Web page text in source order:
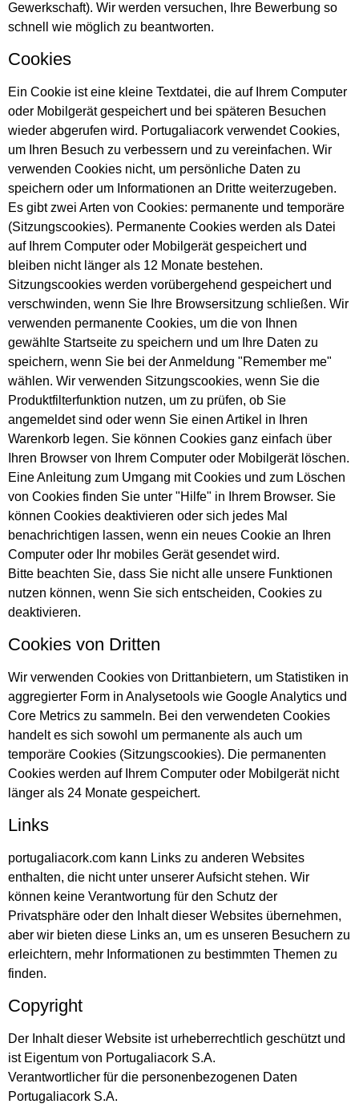
Gewerkschaft). Wir werden versuchen, Ihre Bewerbung so
schnell wie möglich zu beantworten.
Cookies
Ein Cookie ist eine kleine Textdatei, die auf Ihrem Computer
oder Mobilgerät gespeichert und bei späteren Besuchen
wieder abgerufen wird. Portugaliacork verwendet Cookies,
um Ihren Besuch zu verbessern und zu vereinfachen. Wir
verwenden Cookies nicht, um persönliche Daten zu
speichern oder um Informationen an Dritte weiterzugeben.
Es gibt zwei Arten von Cookies: permanente und temporäre
(Sitzungscookies). Permanente Cookies werden als Datei
auf Ihrem Computer oder Mobilgerät gespeichert und
bleiben nicht länger als 12 Monate bestehen.
Sitzungscookies werden vorübergehend gespeichert und
verschwinden, wenn Sie Ihre Browsersitzung schließen. Wir
verwenden permanente Cookies, um die von Ihnen
gewählte Startseite zu speichern und um Ihre Daten zu
speichern, wenn Sie bei der Anmeldung "Remember me"
wählen. Wir verwenden Sitzungscookies, wenn Sie die
Produktfilterfunktion nutzen, um zu prüfen, ob Sie
angemeldet sind oder wenn Sie einen Artikel in Ihren
Warenkorb legen. Sie können Cookies ganz einfach über
Ihren Browser von Ihrem Computer oder Mobilgerät löschen.
Eine Anleitung zum Umgang mit Cookies und zum Löschen
von Cookies finden Sie unter "Hilfe" in Ihrem Browser. Sie
können Cookies deaktivieren oder sich jedes Mal
benachrichtigen lassen, wenn ein neues Cookie an Ihren
Computer oder Ihr mobiles Gerät gesendet wird.
Bitte beachten Sie, dass Sie nicht alle unsere Funktionen
nutzen können, wenn Sie sich entscheiden, Cookies zu
deaktivieren.
Cookies von Dritten
Wir verwenden Cookies von Drittanbietern, um Statistiken in
aggregierter Form in Analysetools wie Google Analytics und
Core Metrics zu sammeln. Bei den verwendeten Cookies
handelt es sich sowohl um permanente als auch um
temporäre Cookies (Sitzungscookies). Die permanenten
Cookies werden auf Ihrem Computer oder Mobilgerät nicht
länger als 24 Monate gespeichert.
Links
portugaliacork.com kann Links zu anderen Websites
enthalten, die nicht unter unserer Aufsicht stehen. Wir
können keine Verantwortung für den Schutz der
Privatsphäre oder den Inhalt dieser Websites übernehmen,
aber wir bieten diese Links an, um es unseren Besuchern zu
erleichtern, mehr Informationen zu bestimmten Themen zu
finden.
Copyright
Der Inhalt dieser Website ist urheberrechtlich geschützt und
ist Eigentum von Portugaliacork S.A.
Verantwortlicher für die personenbezogenen Daten
Portugaliacork S.A.